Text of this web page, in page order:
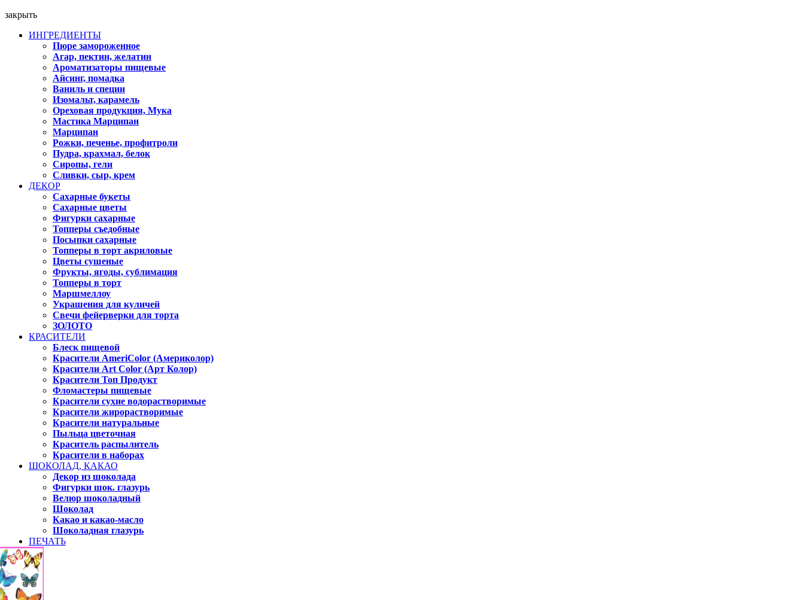
закрыть
ИНГРЕДИЕНТЫ
Пюре замороженное
Агар, пектин, желатин
Ароматизаторы пищевые
Айсинг, помадка
Ваниль и специи
Изомальт, карамель
Ореховая продукция, Мука
Мастика Марципан
Марципан
Рожки, печенье, профитроли
Пудра, крахмал, белок
Сиропы, гели
Сливки, сыр, крем
ДЕКОР
Сахарные букеты
Сахарные цветы
Фигурки сахарные
Топперы съедобные
Посыпки сахарные
Топперы в торт акриловые
Цветы сушеные
Фрукты, ягоды, сублимация
Топперы в торт
Маршмеллоу
Украшения для куличей
Свечи фейерверки для торта
ЗОЛОТО
КРАСИТЕЛИ
Блеск пищевой
Красители AmeriColor (Америколор)
Красители Art Color (Арт Колор)
Красители Топ Продукт
Фломастеры пищевые
Красители сухие водорастворимые
Красители жирорастворимые
Красители натуральные
Пыльца цветочная
Краситель распылитель
Красители в наборах
ШОКОЛАД, КАКАО
Декор из шоколада
Фигурки шок. глазурь
Велюр шоколадный
Шоколад
Какао и какао-масло
Шоколадная глазурь
ПЕЧАТЬ